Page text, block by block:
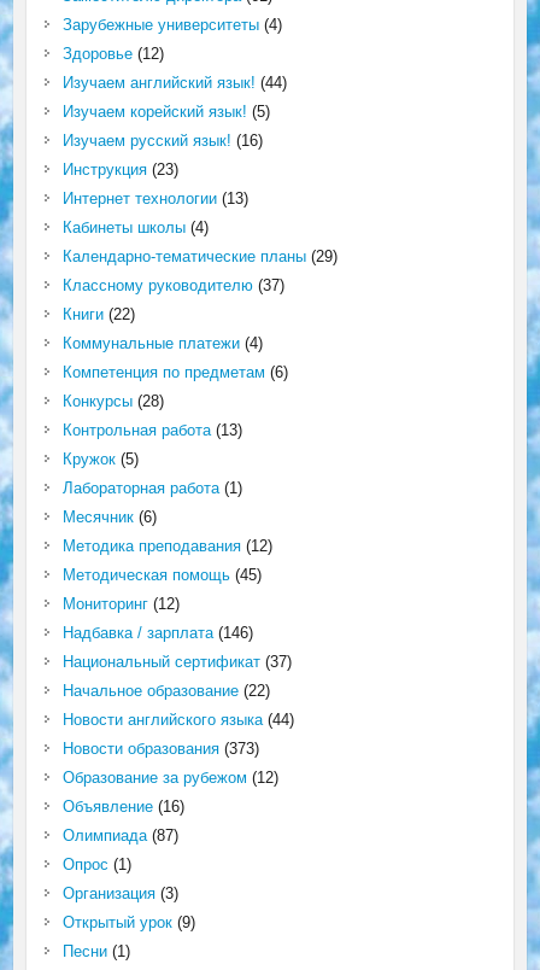
Зарубежные университеты(4)
Здоровье(12)
Изучаем английский язык! (44)
Изучаем корейский язык! (5)
Изучаем русский язык! (16)
Инструкция(23)
Интернет технологии(13)
Кабинеты школы(4)
Календарно-тематические планы(29)
Классному руководителю(37)
Книги(22)
Коммунальные платежи(4)
Компетенция по предметам (6)
Конкурсы(28)
Контрольная работа(13)
Кружок(5)
Лабораторная работа(1)
Месячник(6)
Методика преподавания(12)
Методическая помощь(45)
Мониторинг(12)
Надбавка / зарплата(146)
Национальный сертификат(37)
Начальное образование(22)
Новости английского языка(44)
Новости образования(373)
Образование за рубежом (12)
Объявление(16)
Олимпиада(87)
Опрос (1)
Организация(3)
Открытый урок(9)
Песни(1)